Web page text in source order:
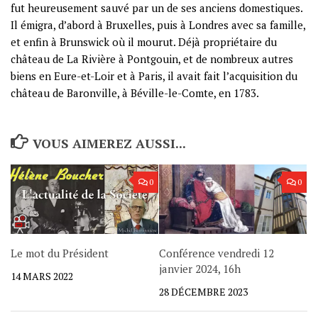
fut heureusement sauvé par un de ses anciens domestiques.
Il émigra, d’abord à Bruxelles, puis à Londres avec sa famille,
et enfin à Brunswick où il mourut. Déjà propriétaire du
château de La Rivière à Pontgouin, et de nombreux autres
biens en Eure-et-Loir et à Paris, il avait fait l’acquisition du
château de Baronville, à Béville-le-Comte, en 1783.
VOUS AIMEREZ AUSSI...
0
Le mot du Président
14 MARS 2022
0
Conférence vendredi 12
janvier 2024, 16h
28 DÉCEMBRE 2023